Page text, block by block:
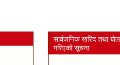
सार्वजनिक खरिद तथा
गरिएको सूचना